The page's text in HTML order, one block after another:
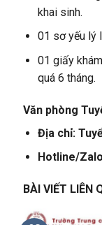
khai sinh.
01 sơ yếu lý
01 giấy
quá 6 tháng.
Văn phòng
Địa chỉ:
Hotline/
BÀI VIẾT LIÊN